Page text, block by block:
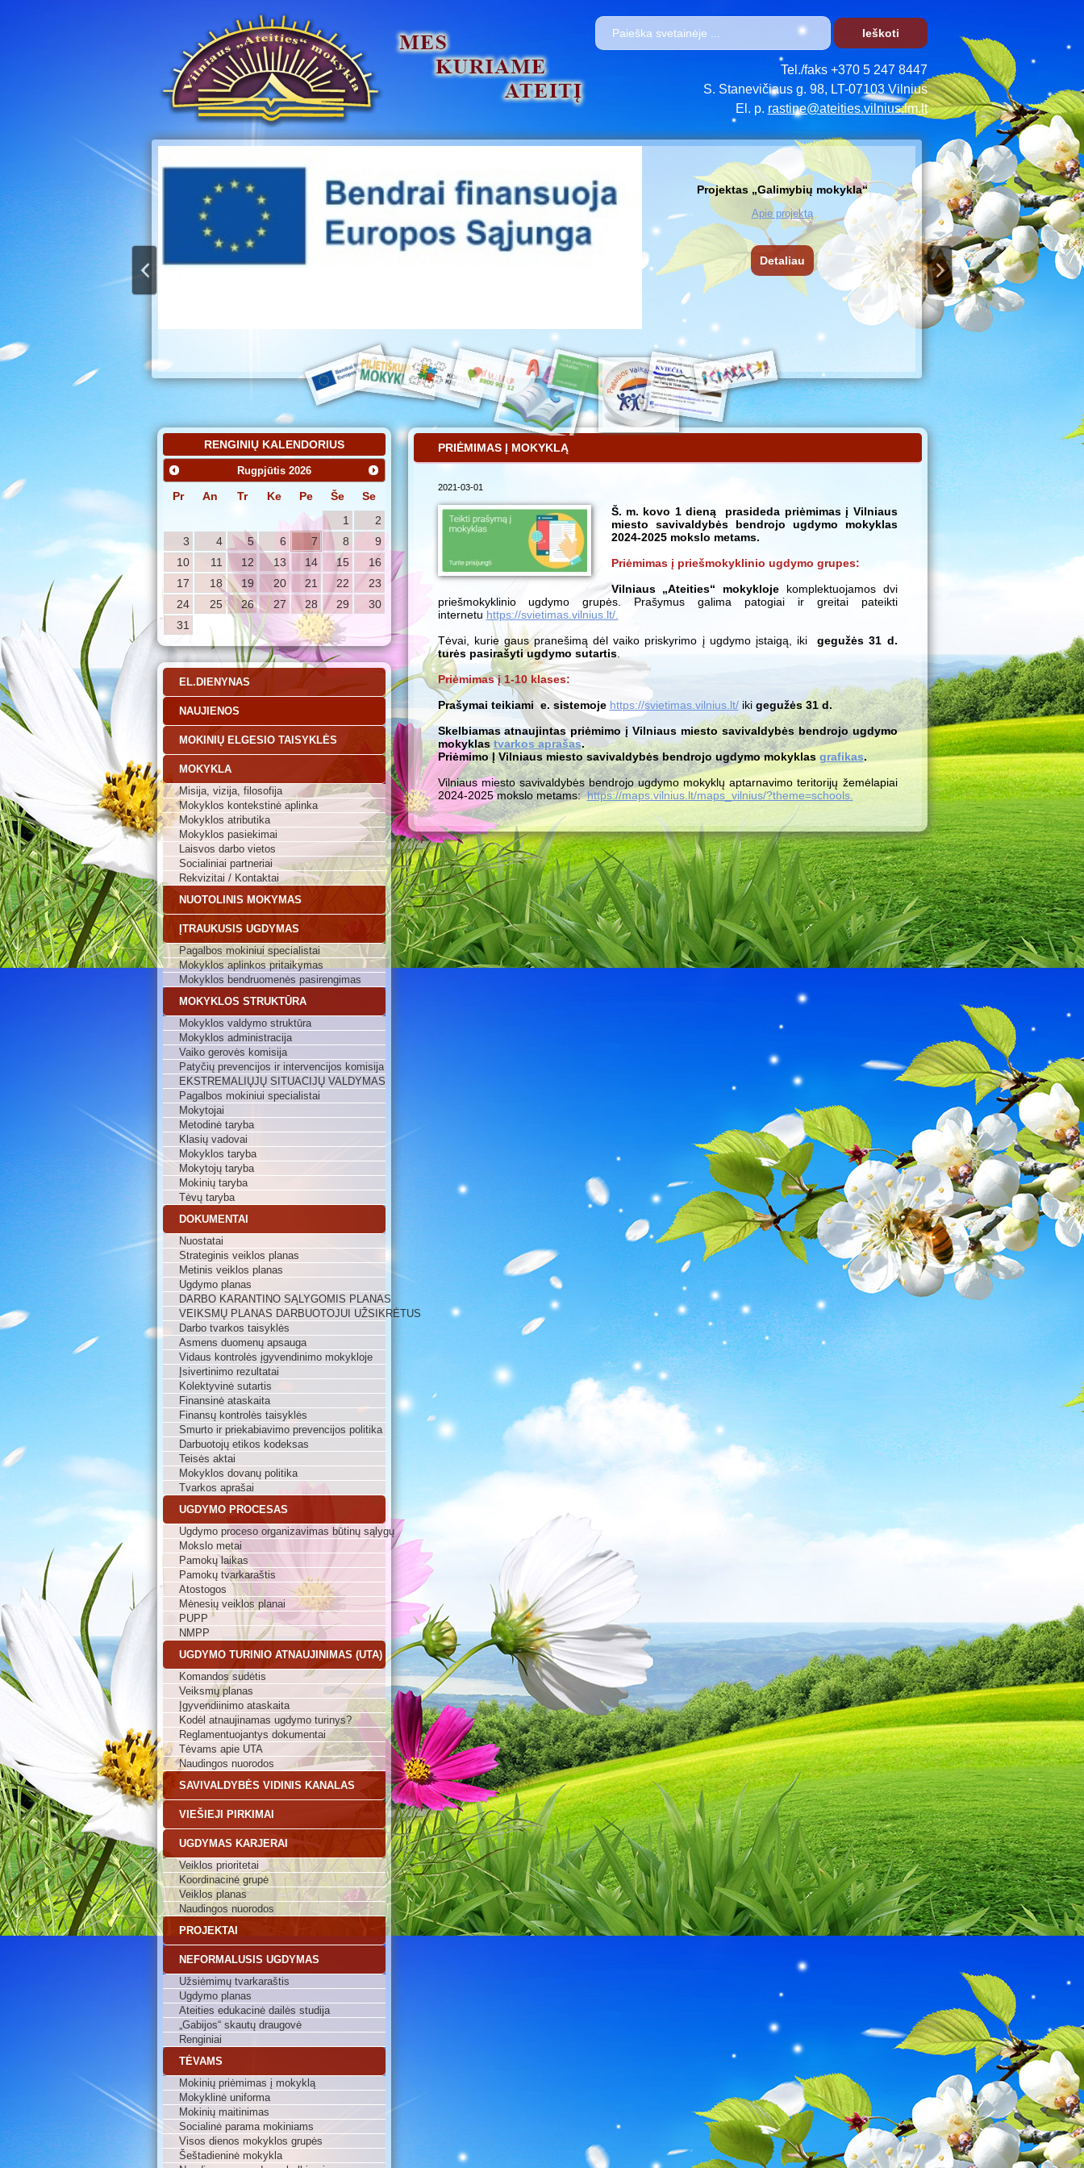
Tel./faks +370 5 247 8447
S. Stanevičiaus g. 98, LT-07103 Vilnius
El. p. rastine@ateities.vilnius.lm.lt
Projektas „Galimybių mokykla“
Apie projektą
RENGINIŲ KALENDORIUS
Rugpjūtis 2026
Pr An Tr Ke Pe Še
Se
1
2
3
4 5 6 7 8
9
10
11 12 13 14 15
16
17
18 19 20 21 22
23
24
25 26 27 28 29
30
31
EL.DIENYNAS
NAUJIENOS
MOKINIŲ ELGESIO TAISYKLĖS
MOKYKLA
Misija, vizija, filosofija
Mokyklos kontekstinė aplinka
Mokyklos atributika
Mokyklos pasiekimai
Laisvos darbo vietos
Socialiniai partneriai
Rekvizitai / Kontaktai
NUOTOLINIS MOKYMAS
ĮTRAUKUSIS UGDYMAS
Pagalbos mokiniui specialistai
Mokyklos aplinkos pritaikymas
Mokyklos bendruomenės pasirengimas
MOKYKLOS STRUKTŪRA
Mokyklos valdymo struktūra
Mokyklos administracija
Vaiko gerovės komisija
Patyčių prevencijos ir intervencijos komisija
EKSTREMALIŲJŲ SITUACIJŲ VALDYMAS
Pagalbos mokiniui specialistai
Mokytojai
Metodinė taryba
Klasių vadovai
Mokyklos taryba
Mokytojų taryba
Mokinių taryba
Tėvų taryba
DOKUMENTAI
Nuostatai
Strateginis veiklos planas
Metinis veiklos planas
Ugdymo planas
DARBO KARANTINO SĄLYGOMIS PLANAS
VEIKSMŲ PLANAS DARBUOTOJUI UŽSIKRĖTUS
Darbo tvarkos taisyklės
Asmens duomenų apsauga
Vidaus kontrolės įgyvendinimo mokykloje
Įsivertinimo rezultatai
Kolektyvinė sutartis
Finansinė ataskaita
Finansų kontrolės taisyklės
Smurto ir priekabiavimo prevencijos politika
Darbuotojų etikos kodeksas
Teisės aktai
Mokyklos dovanų politika
Tvarkos aprašai
UGDYMO PROCESAS
Ugdymo proceso organizavimas būtinų sąlygų
Mokslo metai
Pamokų laikas
Pamokų tvarkaraštis
Atostogos
Mėnesių veiklos planai
PUPP
NMPP
UGDYMO TURINIO ATNAUJINIMAS (UTA)
Komandos sudėtis
Veiksmų planas
Įgyvendiinimo ataskaita
Kodėl atnaujinamas ugdymo turinys?
Reglamentuojantys dokumentai
Tėvams apie UTA
Naudingos nuorodos
SAVIVALDYBĖS VIDINIS KANALAS
VIEŠIEJI PIRKIMAI
UGDYMAS KARJERAI
Veiklos prioritetai
Koordinacinė grupė
Veiklos planas
Naudingos nuorodos
PROJEKTAI
NEFORMALUSIS UGDYMAS
Užsiėmimų tvarkaraštis
Ugdymo planas
Ateities edukacinė dailės studija
„Gabijos“ skautų draugovė
Renginiai
TĖVAMS
Mokinių priėmimas į mokyklą
Mokyklinė uniforma
Mokinių maitinimas
Socialinė parama mokiniams
Visos dienos mokyklos grupės
Šeštadieninė mokykla
PRIĖMIMAS Į MOKYKLĄ
2021-03-01
Š. m. kovo 1 dieną prasideda priėmimas į Vilniaus
miesto savivaldybės bendrojo ugdymo mokyklas
2024-2025 mokslo metams.
Priėmimas į priešmokyklinio ugdymo grupes:
Vilniaus „Ateities“ mokykloje komplektuojamos dvi
priešmokyklinio ugdymo grupės. Prašymus galima patogiai ir greitai pateikti
internetu https://svietimas.vilnius.lt/.
Tėvai, kurie gaus pranešimą dėl vaiko priskyrimo į ugdymo įstaigą, ikigegužės 31 d.
turės pasirašyti ugdymo sutartis.
Priėmimas į 1-10 klases:
Prašymai teikiami e. sistemoje https://svietimas.vilnius.lt/iki gegužės 31 d.
Skelbiamas atnaujintas priėmimo į Vilniaus miesto savivaldybės bendrojo ugdymo
mokyklas tvarkos aprašas.
Priėmimo Į Vilniaus miesto savivaldybės bendrojo ugdymo mokyklas grafikas.
Vilniaus miesto savivaldybės bendrojo ugdymo mokyklų aptarnavimo teritorijų žemėlapiai
2024-2025 mokslo metams:https://maps.vilnius.lt/maps_vilnius/?theme=schools.